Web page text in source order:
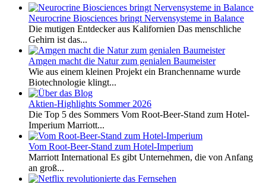
Neurocrine Biosciences bringt Nervensysteme in Balance
Die mutigen Entdecker aus Kalifornien Das menschliche
Gehirn ist das...
Amgen macht die Natur zum genialen Baumeister
Wie aus einem kleinen Projekt ein Branchenname wurde
Biotechnologie klingt...
Aktien-Highlights Sommer 2026
Die Top 5 des Sommers Vom Root-Beer-Stand zum Hotel-
Imperium Marriott...
Vom Root-Beer-Stand zum Hotel-Imperium
Marriott International Es gibt Unternehmen, die von Anfang
an groß...